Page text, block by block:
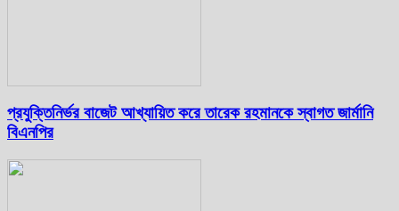
প্রযুক্তিনির্ভর বাজেট আখ্যায়িত করে তারেক রহমানকে স্বাগত জার্মানি
বিএনপির